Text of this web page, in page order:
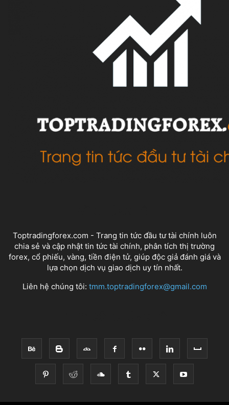
Toptradingforex.com - Trang tin tức đầu tư tài chính luôn
chia sẻ và cập nhật tin tức tài chính, phân tích thị trường
forex, cổ phiếu, vàng, tiền điện tử, giúp độc giả đánh giá và
lựa chọn dịch vụ giao dịch uy tín nhất.
Liên hệ chúng tôi: tmm.toptradingforex@gmail.com